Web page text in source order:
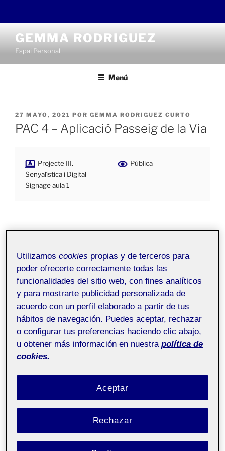
contenido
GEMMA RODRIGUEZ
Espai Personal
Menú
PUBLICADO
EL
27 MAYO, 2021 POR GEMMA RODRIGUEZ CURTO
PAC 4 – Aplicació Passeig de la Via
Projecte III.
Senyalística i Digital
Signage aula 1
Pública
Utilizamoscookies propias y de terceros para
poder ofrecerte correctamente todas las
funcionalidades del sitio web, con fines analíticos
y para mostrarte publicidad personalizada de
acuerdo con un perfil elaborado a partir de tus
hábitos de navegación. Puedes aceptar, rechazar
o configurar tus preferencias haciendo clic abajo,
u obtener más información en nuestra política de
cookies.
Rechazar
Aceptar